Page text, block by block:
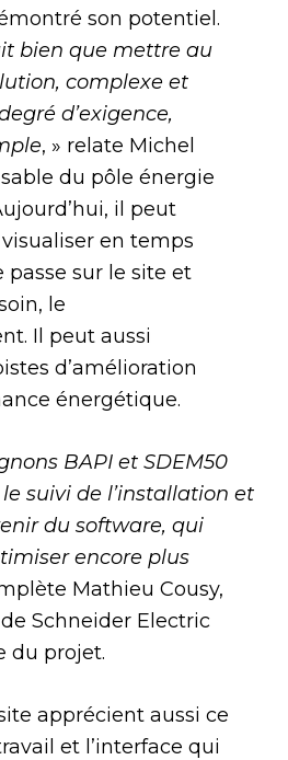
son potentiel.
bien que mettre au
complexe et
d’exigence,
, » relate Michel
du pôle énergie
il peut
visualiser en temps
passe sur le site et
le
Il peut aussi
d’amélioration
énergétique.
BAPI et SDEM50
suivi de l’installation et
du software, qui
encore plus
Mathieu Cousy,
Schneider Electric
du projet.
apprécient aussi ce
et l’interface qui